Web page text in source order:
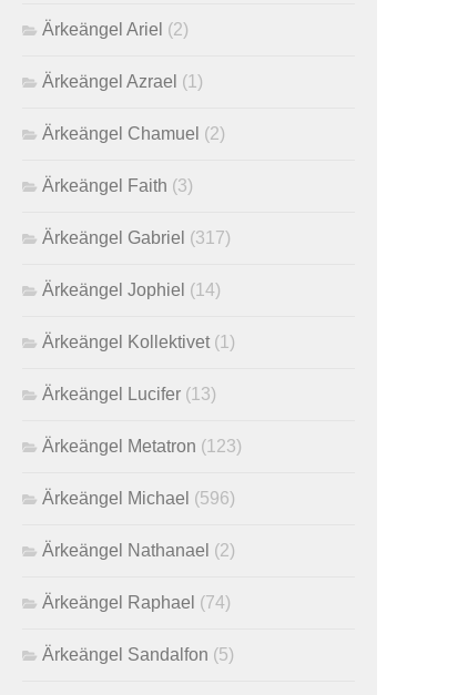
Ärkeängel Ariel (2)
Ärkeängel Azrael (1)
Ärkeängel Chamuel (2)
Ärkeängel Faith (3)
Ärkeängel Gabriel (317)
Ärkeängel Jophiel (14)
Ärkeängel Kollektivet (1)
Ärkeängel Lucifer (13)
Ärkeängel Metatron (123)
Ärkeängel Michael (596)
Ärkeängel Nathanael (2)
Ärkeängel Raphael (74)
Ärkeängel Sandalfon (5)